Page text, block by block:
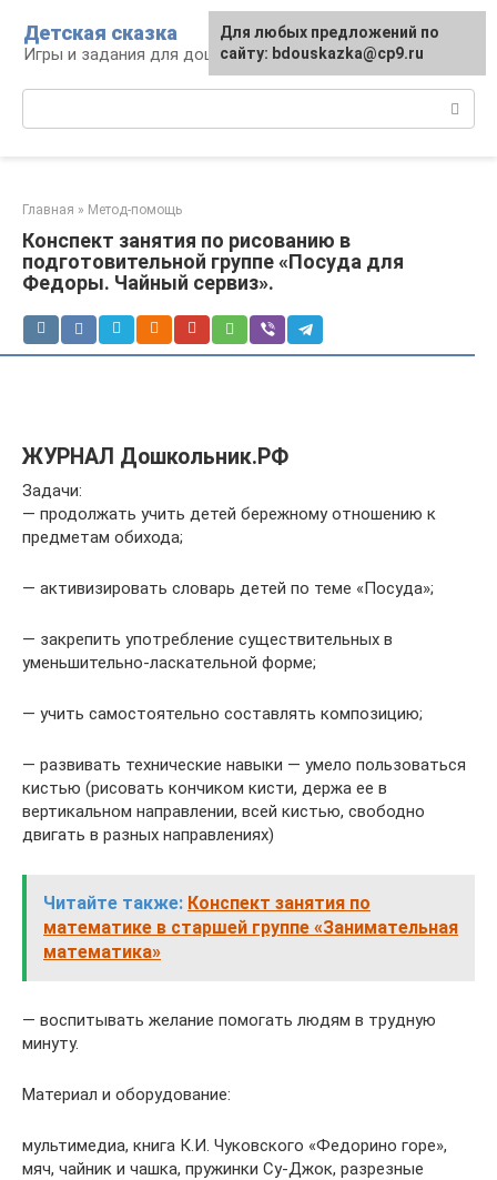
контенту
Детская сказка
Игры и задания для дошкольников
Главная » Метод-помощь
Конспект занятия по рисованию в
подготовительной группе «Посуда для
Федоры. Чайный сервиз».
ЖУРНАЛ Дошкольник.РФ
Задачи:
— продолжать учить детей бережному отношению к
предметам обихода;
— активизировать словарь детей по теме «Посуда»;
— закрепить употребление существительных в
уменьшительно-ласкательной форме;
— учить самостоятельно составлять композицию;
— развивать технические навыки — умело пользоваться
кистью (рисовать кончиком кисти, держа ее в
вертикальном направлении, всей кистью, свободно
двигать в разных направлениях)
Читайте также: Конспект занятия по
математике в старшей группе «Занимательная
математика»
— воспитывать желание помогать людям в трудную
минуту.
Материал и оборудование:
мультимедиа, книга К.И. Чуковского «Федорино горе»,
мяч, чайник и чашка, пружинки Су-Джок, разрезные
Для любых предложений по
сайту: bdouskazka@cp9.ru